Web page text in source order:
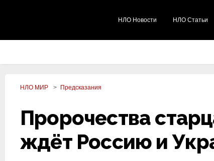
НЛО Новости НЛО Статьи
НЛО МИР Предсказания
Пророчества
ждёт Россию и